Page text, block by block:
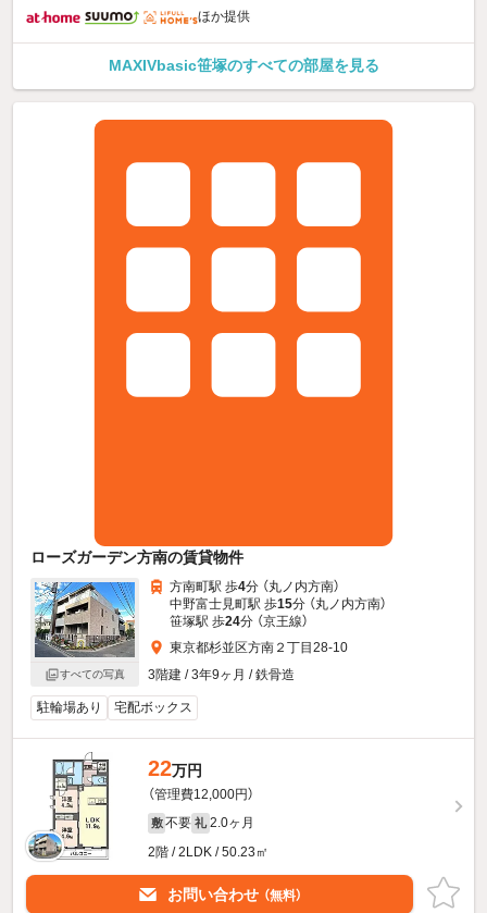
ほか提供
MAXIVbasic笹塚のすべての部屋を見る
ローズガーデン方南の賃貸物件
すべての写真
方南町駅 歩4分 （丸ノ内方南）
中野富士見町駅 歩15分 （丸ノ内方南）
笹塚駅 歩24分 （京王線）
東京都杉並区方南２丁目28-10
3階建 / 3年9ヶ月 / 鉄骨造
駐輪場あり 宅配ボックス
22万円
（管理費12,000円）
敷 不要 礼 2.0ヶ月
2階 / 2LDK / 50.23㎡
お問い合わせ （無料）